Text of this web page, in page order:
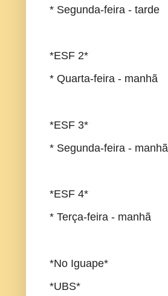
* Segunda-feira - tarde
*ESF 2*
* Quarta-feira - manhã
*ESF 3*
* Segunda-feira - manhã
*ESF 4*
* Terça-feira - manhã
*No Iguape*
*UBS*